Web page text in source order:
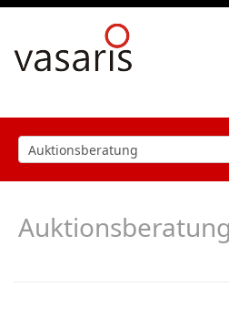
Auktionsberatung